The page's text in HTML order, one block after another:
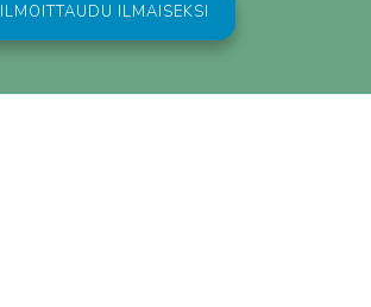
ILMOITTAUDU ILMAISEKSI